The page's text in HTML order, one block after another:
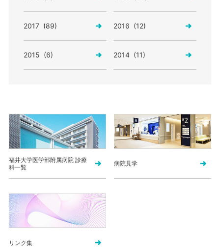
2017 (89) 2016 (12)
2015 (6) 2014 (11)
福井大学医学部附属病院 診療
科一覧
病院見学
リンク集